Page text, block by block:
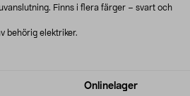
Onlinelager
Finns i flera färger – svart och
behörig elektriker.